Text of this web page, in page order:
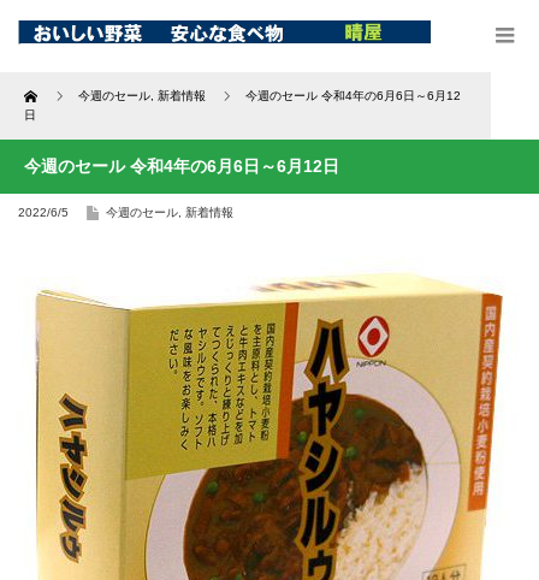
Home 今週のセール 新着情報
今週のセール 令和4年の6月6日～6月12
日
今週のセール 令和4年の6月6日～6月12日
2022/6/5 今週のセール 新着情報